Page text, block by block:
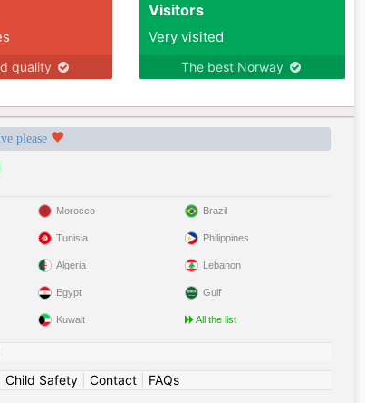
quality
Visitors
Very visited
The best Norway
please
Morocco
Tunisia
Algeria
Egypt
Kuwait
Brazil
Philippines
Lebanon
Gulf
All the list
Child Safety| Contact| FAQs